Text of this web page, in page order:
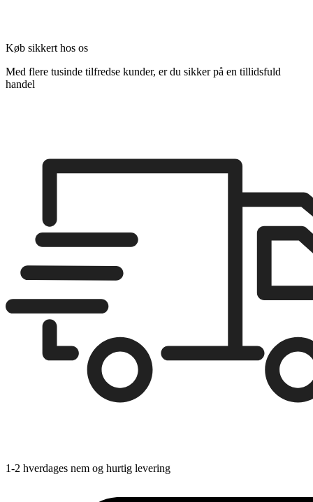
Køb sikkert hos os
Med flere tusinde tilfredse kunder, er du sikker på en tillidsfuld
handel
1-2 hverdages nem og hurtig levering